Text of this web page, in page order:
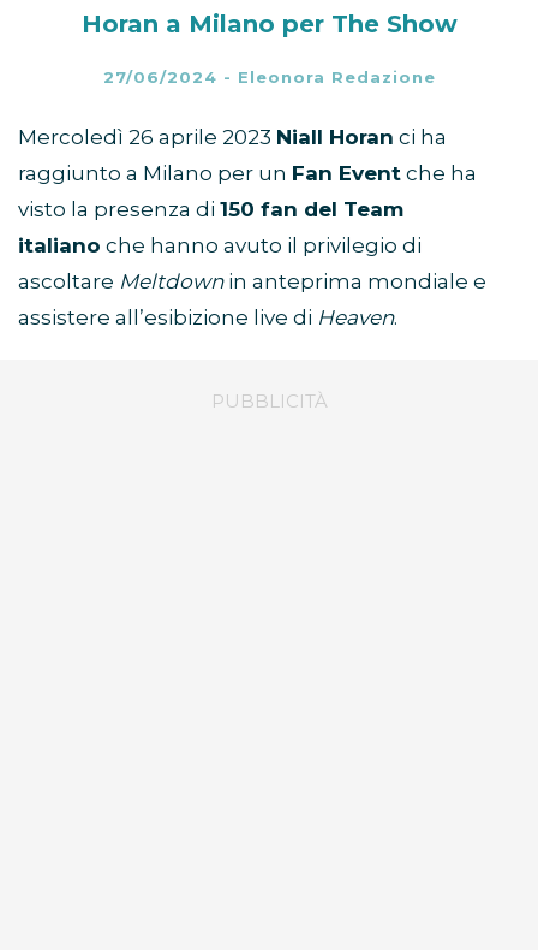
Horan a Milano per The Show
27/06/2024 - Eleonora Redazione
Mercoledì 26 aprile 2023 Niall Horan ci ha
raggiunto a Milano per un Fan Event che ha
visto la presenza di 150 fan del Team
italiano che hanno avuto il privilegio di
ascoltare Meltdownin anteprima mondiale e
assistere all’esibizione live di Heaven.